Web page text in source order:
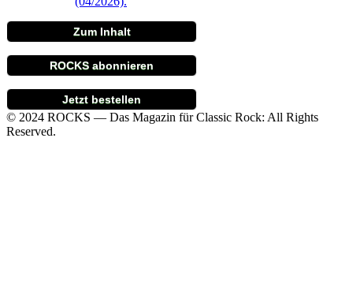
Zum Inhalt
ROCKS abonnieren
Jetzt bestellen
© 2024 ROCKS — Das Magazin für Classic Rock: All Rights
Reserved.